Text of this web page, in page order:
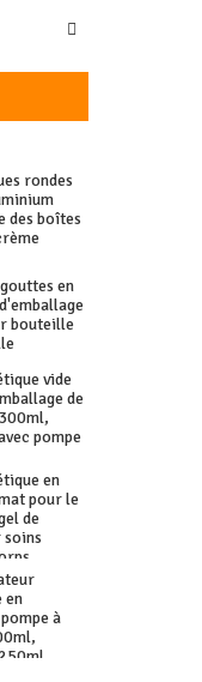
rondes
des boîtes
en
bouteille
vide
de
pompe
en
pour le
de
soins
en
à